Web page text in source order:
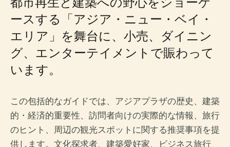
ースする「アジア・ニュー・ベイ・
エリア」を舞台に、小売、ダイニン
グ、エンターテイメントで賑わって
います。
この包括的なガイドでは、アジアプラザの歴史、建築
的・経済的重要性、訪問者向けの実際的な情報、旅行
のヒント、周辺の観光スポットに関する推奨事項を提
供します。文化探求者、建築愛好家、ビジネス旅行